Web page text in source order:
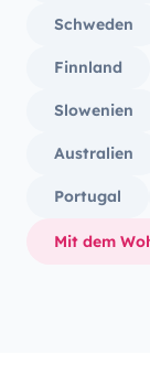
Schweden
Finnland
Slowenien
Australien
Portugal
Mit dem